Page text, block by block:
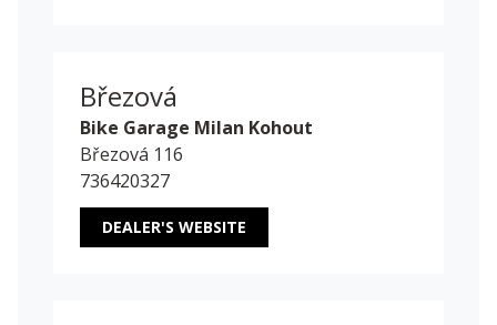
Březová
Bike Garage Milan Kohout
Březová 116
736420327
DEALER'S WEBSITE